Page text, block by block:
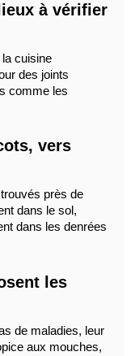
à vérifier
la cuisine
des joints
comme les
vers
près de
dans le sol,
dans les denrées
les
de maladies, leur
aux mouches,